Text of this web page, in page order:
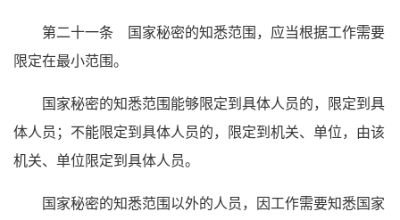
第二十一条 国家秘密的知悉范围，应当根据工作需要
限定在最小范围。
国家秘密的知悉范围能够限定到具体人员的，限定到具
体人员；不能限定到具体人员的，限定到机关、单位，由该
机关、单位限定到具体人员。
国家秘密的知悉范围以外的人员，因工作需要知悉国家